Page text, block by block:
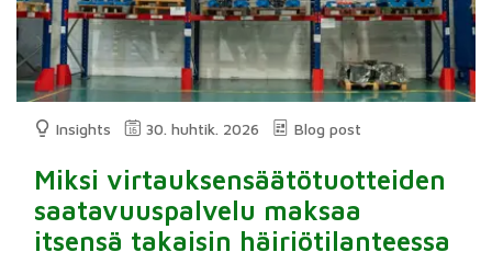
Insights 30. huhtik. 2026 Blog post
Miksi virtauksensäätötuotteiden
saatavuuspalvelu maksaa
itsensä takaisin häiriötilanteessa